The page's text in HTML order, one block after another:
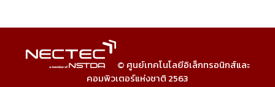
© ศูนย์เทคโนโลยีอิเล็กทรอนิกส์และ
คอมพิวเตอร์แห่งชาติ 2563